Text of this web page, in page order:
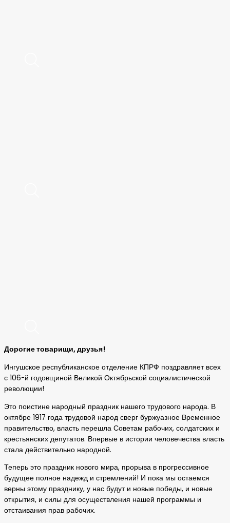
Дорогие товарищи, друзья!
Ингушское республиканское отделение КПРФ поздравляет всех
с 106-й годовщиной Великой Октябрьской социалистической
революции!
Это поистине народный праздник нашего трудового народа. В
октябре 1917 года трудовой народ сверг буржуазное Временное
правительство, власть перешла Советам рабочих, солдатских и
крестьянских депутатов. Впервые в истории человечества власть
стала действительно народной.
Теперь это праздник нового мира, прорыва в прогрессивное
будущее полное надежд и стремлений! И пока мы остаемся
верны этому празднику, у нас будут и новые победы, и новые
открытия, и силы для осуществления нашей программы и
отстаивания прав рабочих.